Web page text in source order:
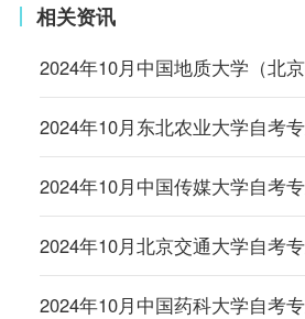
相关资讯
2024年10月中国地质大学（北
2024年10月东北农业大学自考
2024年10月中国传媒大学自考
2024年10月北京交通大学自考
2024年10月中国药科大学自考